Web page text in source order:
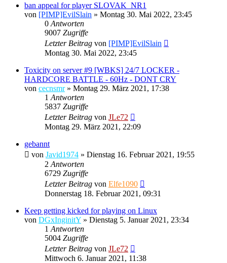
ban appeal for player SLOVAK_NR1
von [PIMP]EvilSlain » Montag 30. Mai 2022, 23:45
0 Antworten
9007 Zugriffe
Letzter Beitrag von [PIMP]EvilSlain
Montag 30. Mai 2022, 23:45
Toxicity on server #9 [WBKS] 24/7 LOCKER -
HARDCORE BATTLE - 60Hz - DONT CRY
von cecnsmr» Montag 29. März 2021, 17:38
1 Antworten
5837 Zugriffe
Letzter Beitrag von JLe72
Montag 29. März 2021, 22:09
gebannt
von Javid1974 » Dienstag 16. Februar 2021, 19:55
2 Antworten
6729 Zugriffe
Letzter Beitrag von Elfe1090
Donnerstag 18. Februar 2021, 09:31
Keep getting kicked for playing on Linux
von DGxInginitY » Dienstag 5. Januar 2021, 23:34
1 Antworten
5004 Zugriffe
Letzter Beitrag von JLe72
Mittwoch 6. Januar 2021, 11:38